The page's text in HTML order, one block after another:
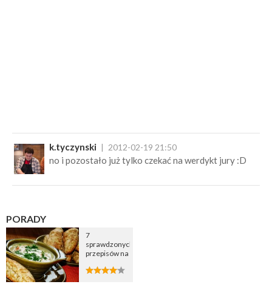
k.tyczynski 2012-02-19 21:50
no i pozostało już tylko czekać na werdykt jury :D
PORADY
7
sprawdzonych
przepisów na
cebulową